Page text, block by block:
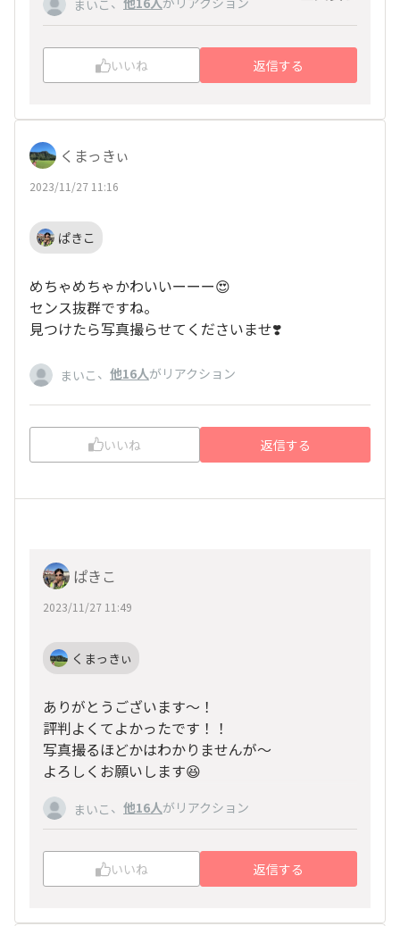
顔で帰国できるよう、棄権覚悟です。 でもとて
も楽観的です。
ってます。
まいこ
いいね 返信する
くまっきぃ
2023/11/27 11:16
ぱきこ
めちゃめちゃかわいいーーー😍
センス抜群ですね。
見つけたら写真撮らせてくださいませ❣️
まいこ 、 他16人がリアクション
いいね 返信する
ぱきこ
2023/11/27 11:49
くまっきぃ
ありがとうございます〜！
評判よくてよかったです！！
写真撮るほどかはわかりませんが〜
よろしくお願いします😆
まいこ 、 他16人がリアクション
いいね 返信する